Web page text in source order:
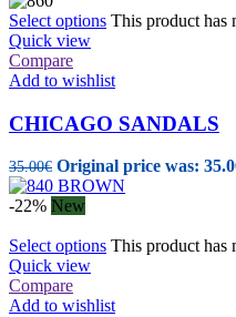
Select options This product has
Quick view
Compare
Add to wishlist
CHICAGO SANDALS
35.00€ Original price was:
-22% New
Select options This product has
Quick view
Compare
Add to wishlist